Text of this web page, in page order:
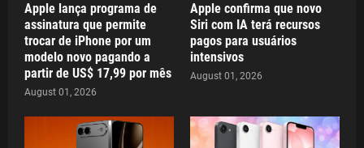
Apple lança programa de
assinatura que permite
trocar de iPhone por um
modelo novo pagando a
partir de US$ 17,99 por mês
August 01, 2026
Apple confirma que novo
Siri com IA terá recursos
pagos para usuários
intensivos
August 01, 2026